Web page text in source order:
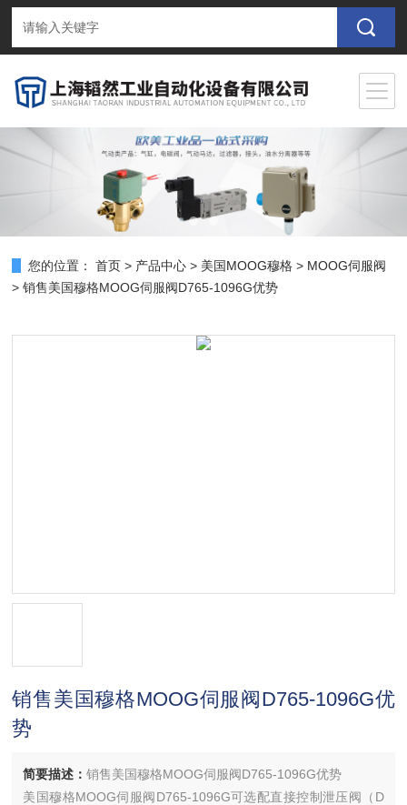
您的位置： 首页 > 产品中心 > 美国MOOG穆格 > MOOG伺服阀
> 销售美国穆格MOOG伺服阀D765-1096G优势
销售美国穆格MOOG伺服阀D765-1096G优
势
简要描述：销售美国穆格MOOG伺服阀D765-1096G优势
美国穆格MOOG伺服阀D765-1096G可选配直接控制泄压阀（D